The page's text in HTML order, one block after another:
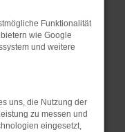
können:
Beispiel deine
Funktionalität
wie Google
und weitere
uns, die Nutzung der
zu messen und
eingesetzt,